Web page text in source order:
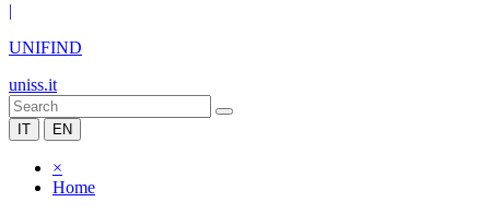
|
UNIFIND
uniss.it
IT EN
×
Home